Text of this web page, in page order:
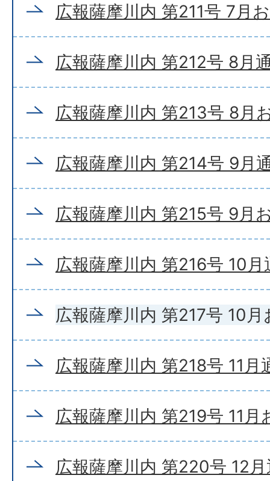
広報薩摩川内 第211号 7月
広報薩摩川内 第212号 8月
広報薩摩川内 第213号 8月
広報薩摩川内 第214号 9月
広報薩摩川内 第215号 9月
広報薩摩川内 第216号 10月
広報薩摩川内 第217号 10
広報薩摩川内 第218号 11月
広報薩摩川内 第219号 11月
広報薩摩川内 第220号 12